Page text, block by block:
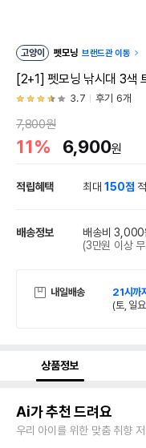
고양이 펫모닝 브랜드관 이동
[2+1] 펫모닝 낚시대 3색
3.7 후기 6개
7,800원
11% 6,900원
적립혜택 최대150점
배송정보 배송비 3,000
(3만원 이상
내일배송 21시까
(토, 일
상품정보
Ai가 추천 드려요
우리 아이를 위한 맞춤 취향